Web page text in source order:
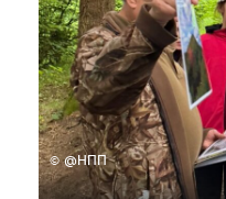
© @НПП